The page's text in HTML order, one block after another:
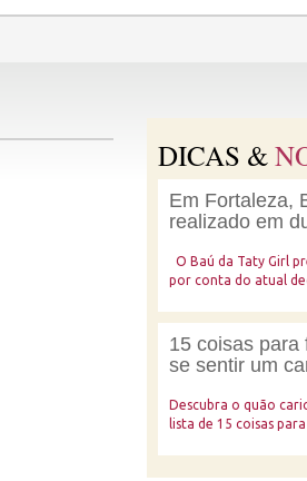
DICAS &
Em Fortaleza,
realizado em
O Baú da Taty Girl
por conta do atual
15 coisas para
se sentir um
Descubra o quão
lista de 15 coisas